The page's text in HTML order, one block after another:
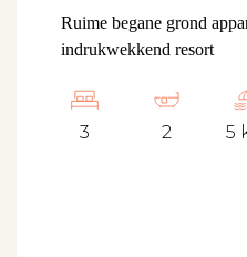
Ruime begane grond
indrukwekkend resort
3 2 5